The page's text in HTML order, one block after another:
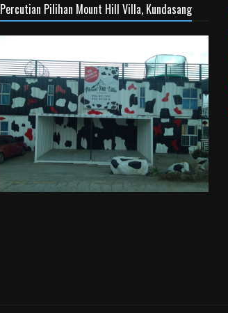
Percutian Pilihan Mount Hill Villa, Kundasang